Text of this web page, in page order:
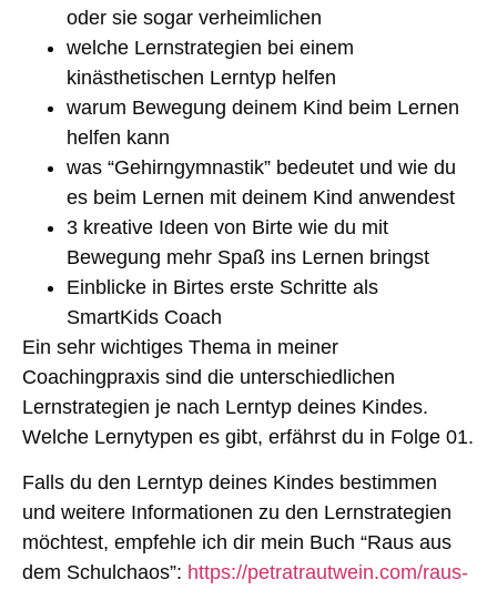
oder sie sogar verheimlichen
welche Lernstrategien bei einem
kinästhetischen Lerntyp helfen
warum Bewegung deinem Kind beim Lernen
helfen kann
was “Gehirngymnastik” bedeutet und wie du
es beim Lernen mit deinem Kind anwendest
3 kreative Ideen von Birte wie du mit
Bewegung mehr Spaß ins Lernen bringst
Einblicke in Birtes erste Schritte als
SmartKids Coach
Ein sehr wichtiges Thema in meiner
Coachingpraxis sind die unterschiedlichen
Lernstrategien je nach Lerntyp deines Kindes.
Welche Lernytypen es gibt, erfährst du in Folge 01.
Falls du den Lerntyp deines Kindes bestimmen
und weitere Informationen zu den Lernstrategien
möchtest, empfehle ich dir mein Buch “Raus aus
dem Schulchaos”: https://petratrautwein.com/raus-